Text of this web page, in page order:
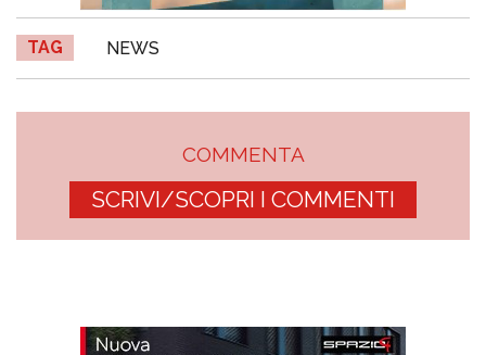
TAG NEWS
COMMENTA
SCRIVI/SCOPRI I COMMENTI